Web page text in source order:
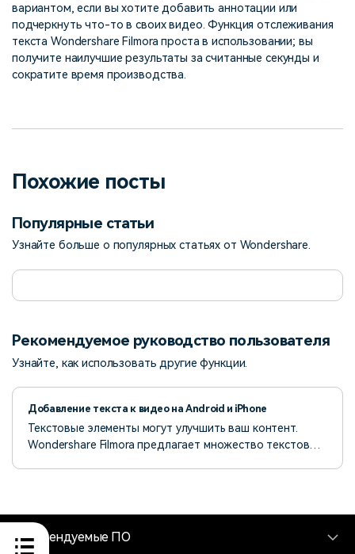
вариантом, если вы хотите добавить аннотации или
подчеркнуть что-то в своих видео. Функция отслеживания
текста Wondershare Filmora проста в использовании; вы
получите наилучшие результаты за считанные секунды и
сократите время производства.
Похожие посты
Популярные статьи
Узнайте больше о популярных статьях от Wondershare.
Рекомендуемое руководство пользователя
Узнайте, как использовать другие функции.
Добавление текста к видео на Android и iPhone
Текстовые элементы могут улучшить ваш контент.
Wondershare Filmora предлагает множество текстовых
Рекомендуемые ПО